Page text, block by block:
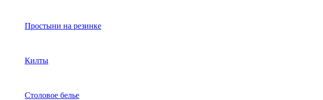
Простыни на резинке
Килты
Столовое белье